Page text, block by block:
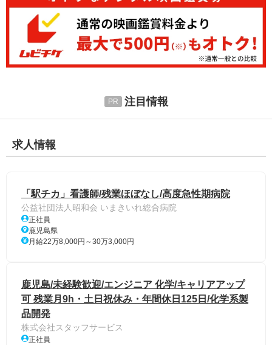
注目情報
求人情報
「駅チカ」看護師/残業ほぼなし/高度急性期病院
公益社団法人昭和会 いまきいれ総合病院
正社員
鹿児島県
月給22万8,000円～30万3,000円
鹿児島/未経験歓迎/エンジニア 化学/キャリアアップ
可 残業月9h・土日祝休み・年間休日125日/化学系製
品開発
株式会社スタッフサービス
正社員